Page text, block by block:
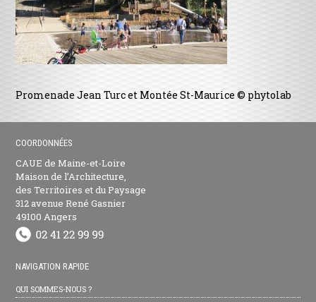
Promenade Jean Turc et Montée St-Maurice © phytolab
COORDONNÉES
CAUE de Maine-et-Loire
Maison de l’Architecture,
des Territoires et du Paysage
312 avenue René Gasnier
49100 Angers
NAVIGATION RAPIDE
QUI SOMMES-NOUS ?